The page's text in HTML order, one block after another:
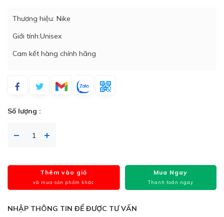
Thương hiệu: Nike
Giới tính:Unisex
Cam kết hàng chính hãng
Số lượng :
Thêm vào giỏ
và mua sản phẩm khác
Mua Ngay
Thanh toán ngay
NHẬP THÔNG TIN ĐỂ ĐƯỢC TƯ VẤN